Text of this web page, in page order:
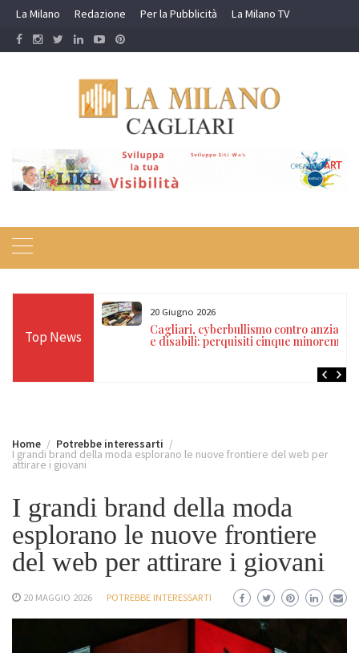
Skip
content
La Milano Redazione Per la Pubblicità La Milano TV
Top News
autore
ai
20 Giugno 2026
Cagliari, cyberbullismo contro anziani
e disabili: perquisiti cinque minorenni
Home Potrebbe interessarti
I grandi brand della moda esplorano le nuove frontiere del web per
attirare i giovani
I grandi brand della moda
esplorano le nuove frontiere
del web per attirare i giovani
20 MAGGIO 2026 POTREBBE INTERESSARTI